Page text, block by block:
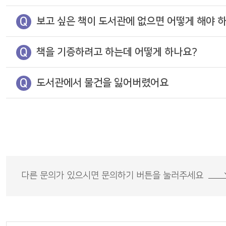
Q 보고 싶은 책이 도서관에 없으면 어떻게 해야
Q 책을 기증하려고 하는데 어떻게 하나요?
Q 도서관에서 물건을 잃어버렸어요
다른 문의가 있으시면 문의하기 버튼을 눌러주세요